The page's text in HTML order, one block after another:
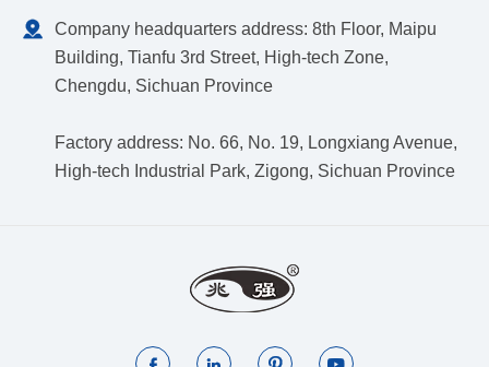

Company headquarters address: 8th Floor, Maipu
Building, Tianfu 3rd Street, High-tech Zone,
Chengdu, Sichuan Province
Factory address: No. 66, No. 19, Longxiang Avenue,
High-tech Industrial Park, Zigong, Sichuan Province